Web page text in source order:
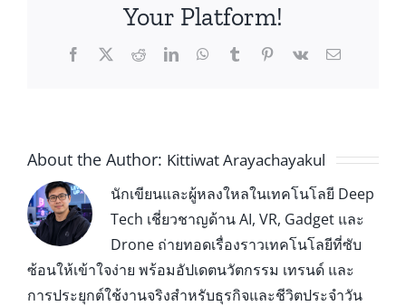
Your Platform!
About the Author: Kittiwat Arayachayakul
นักเขียนและผู้หลงใหลในเทคโนโลยี Deep
Tech เชี่ยวชาญด้าน AI, VR, Gadget และ
Drone ถ่ายทอดเรื่องราวเทคโนโลยีที่ซับ
ซ้อนให้เข้าใจง่าย พร้อมอัปเดตนวัตกรรม เทรนด์ และ
การประยุกต์ใช้งานจริงสำหรับธุรกิจและชีวิตประจำวัน